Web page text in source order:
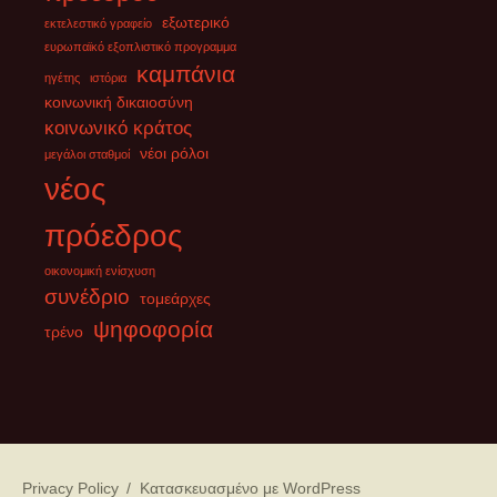
εκτελεστικό γραφείο εξωτερικό
ευρωπαϊκό εξοπλιστικό προγραμμα
ηγέτης ιστόρια καμπάνια
κοινωνική δικαιοσύνη
κοινωνικό κράτος
μεγάλοι σταθμοί νέοι ρόλοι
νέος
πρόεδρος
οικονομική ενίσχυση
συνέδριο
τομεάρχες
τρένο
ψηφοφορία
Privacy Policy Κατασκευασμένο με WordPress